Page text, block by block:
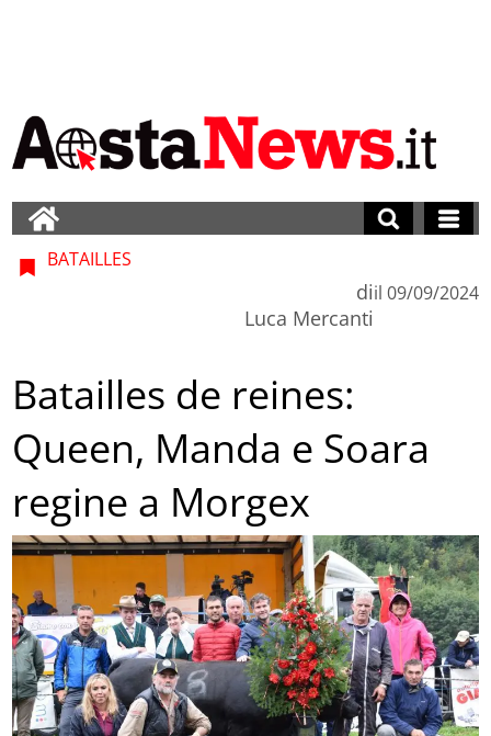
BATAILLES
di
Luca Mercanti
il 09/09/2024
Batailles de reines:
Queen, Manda e Soara
regine a Morgex